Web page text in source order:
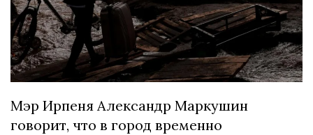
Мэр Ирпеня Александр Маркушин
говорит, что в город временно